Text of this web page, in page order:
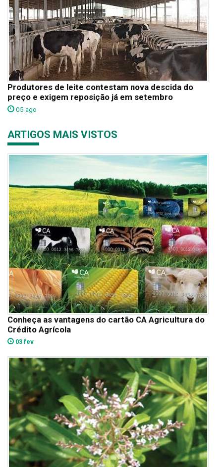
Produtores de leite contestam nova descida do
preço e exigem reposição já em setembro
05 ago
ARTIGOS MAIS VISTOS
Conheça as vantagens do cartão CA Agricultura do
Crédito Agrícola
03 fev